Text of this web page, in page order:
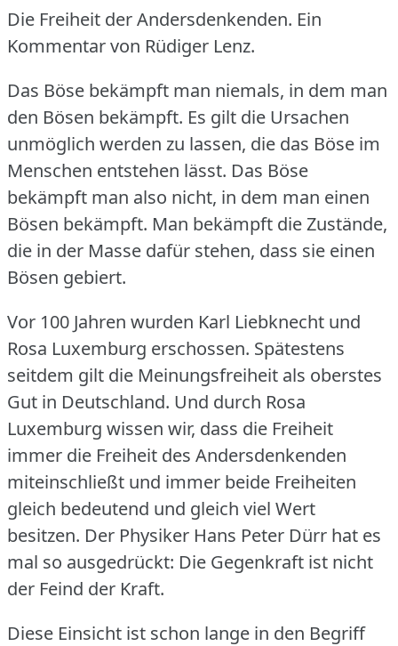
Die Freiheit der Andersdenkenden. Ein
Kommentar von Rüdiger Lenz.
Das Böse bekämpft man niemals, in dem man
den Bösen bekämpft. Es gilt die Ursachen
unmöglich werden zu lassen, die das Böse im
Menschen entstehen lässt. Das Böse
bekämpft man also nicht, in dem man einen
Bösen bekämpft. Man bekämpft die Zustände,
die in der Masse dafür stehen, dass sie einen
Bösen gebiert.
Vor 100 Jahren wurden Karl Liebknecht und
Rosa Luxemburg erschossen. Spätestens
seitdem gilt die Meinungsfreiheit als oberstes
Gut in Deutschland. Und durch Rosa
Luxemburg wissen wir, dass die Freiheit
immer die Freiheit des Andersdenkenden
miteinschließt und immer beide Freiheiten
gleich bedeutend und gleich viel Wert
besitzen. Der Physiker Hans Peter Dürr hat es
mal so ausgedrückt: Die Gegenkraft ist nicht
der Feind der Kraft.
Diese Einsicht ist schon lange in den Begriff